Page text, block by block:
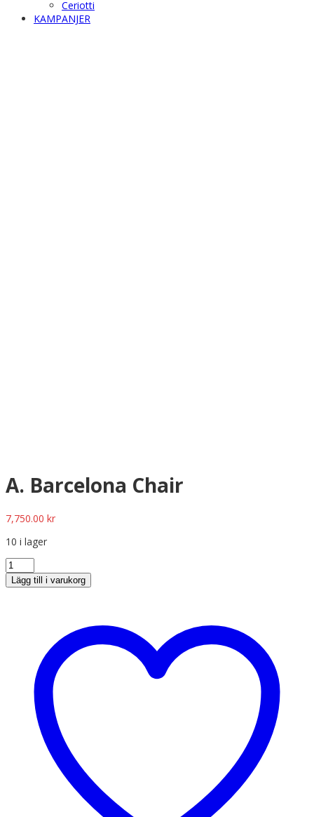
Ceriotti
KAMPANJER
A. Barcelona Chair
7,750.00 kr
10 i lager
Lägg till i varukorg